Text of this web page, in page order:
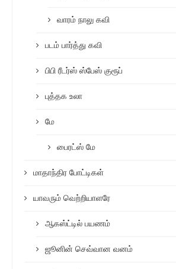
வாரம் நாலு கவி
படம் பார்த்து கவி
பிபி ரீடர்ஸ் ஸ்பேஸ் குரூப்
புத்தக உலா
மே
பைரட்ஸ் மே
மாதாந்திர போட்டிகள்
யாவரும் வெற்றியாளரே
ஆகஸ்ட்டில் பயணம்
ஜூனின் செவ்வான வனம்